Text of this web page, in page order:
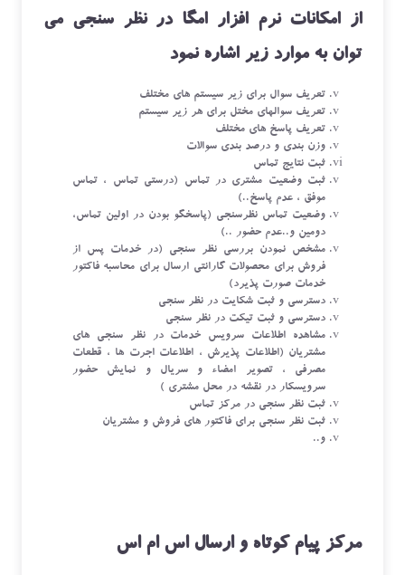
از امکانات نرم افزار امگا در نظر سنجی می
توان به موارد زیر اشاره نمود
تعریف سوال برای زیر سیستم های مختلف
تعریف سوالهای مختل برای هر زیر سیستم
تعریف پاسخ های مختلف
وزن بندی و درصد بندی سوالات
ثبت نتایج تماس
ثبت وضعیت مشتری در تماس (درستی تماس ، تماس
موفق ، عدم پاسخ..)
وضعیت تماس نظرسنجی (پاسخگو بودن در اولین تماس،
دومین و..عدم حضور ..)
مشخص نمودن بررسی نظر سنجی (در خدمات پس از
فروش برای محصولات گارانتی ارسال برای محاسبه فاکتور
خدمات صورت پذیرد)
دسترسی و ثبت شکایت در نظر سنجی
دسترسی و ثبت تیکت در نظر سنجی
مشاهده اطلاعات سرویس خدمات در نظر سنجی های
مشتریان (اطلاعات پذیرش ، اطلاعات اجرت ها ، قطعات
مصرفی ، تصویر امضاء و سریال و نمایش حضور
سرویسکار در نقشه در محل مشتری )
ثبت نظر سنجی در مرکز تماس
ثبت نظر سنجی برای فاکتور های فروش و مشتریان
و..
مرکز پیام کوتاه و ارسال اس ام اس